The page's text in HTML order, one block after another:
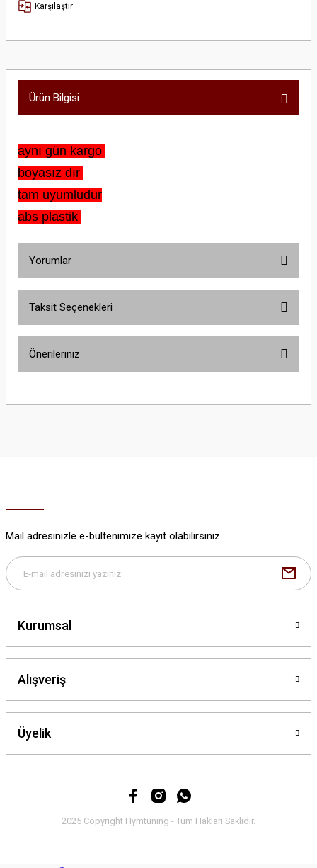
Karşılaştır
Ürün Bilgisi
aynı gün kargo
boyasız dır
tam uyumludur
abs plastik
Yorumlar
Taksit Seçenekleri
Önerileriniz
yetersiz gördüğünüz noktaları öneri formunu kullanarak tarafımıza
Bu ürüne benzer farklı alternatifler olmalı.
Mail adresinizle e-bültenimize kayıt olabilirsiniz.
Kurumsal
Alışveriş
Üyelik
2025 Copyright Hymtuning - Tüm Hakları Saklıdır.